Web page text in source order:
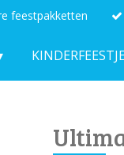
feestpakketten